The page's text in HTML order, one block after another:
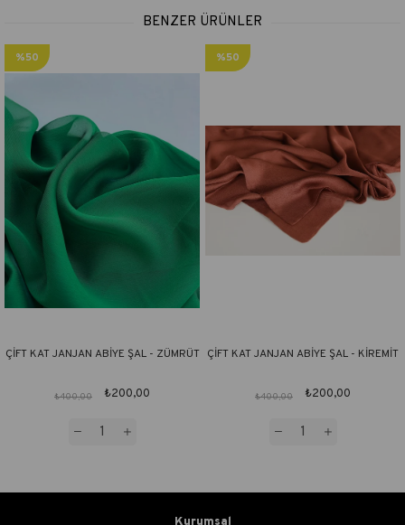
BENZER ÜRÜNLER
ÇİFT KAT JANJAN ABİYE ŞAL - ZÜMRÜT
₺200,00
₺400,00
%50
ÇİFT KAT JANJAN ABİYE ŞAL - KİREMİT
₺200,00
₺400,00
%50